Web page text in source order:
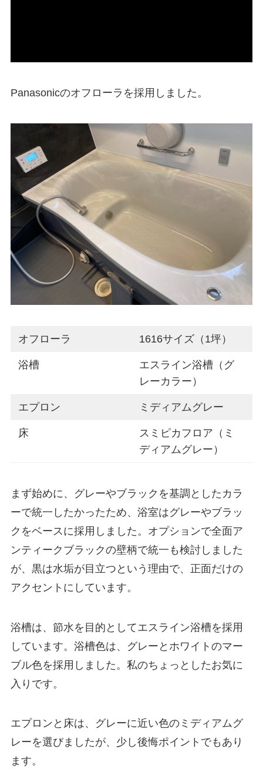
Panasonicのオフローラを採用しました。
オフローラ 1616サイズ（1坪）
浴槽
エスライン浴槽（グ
レーカラー）
エプロン ミディアムグレー
床
スミピカフロア（ミ
ディアムグレー）
まず始めに、グレーやブラックを基調としたカラ
ーで統一したかったため、浴室はグレーやブラッ
クをベースに採用しました。オプションで全面ア
ンティークブラックの壁柄で統一も検討しました
が、黒は水垢が目立つという理由で、正面だけの
アクセントにしています。
浴槽は、節水を目的としてエスライン浴槽を採用
しています。浴槽色は、グレーとホワイトのマー
ブル色を採用しました。私のちょっとしたお気に
入りです。
エプロンと床は、グレーに近い色のミディアムグ
レーを選びましたが、少し後悔ポイントでもあり
ます。